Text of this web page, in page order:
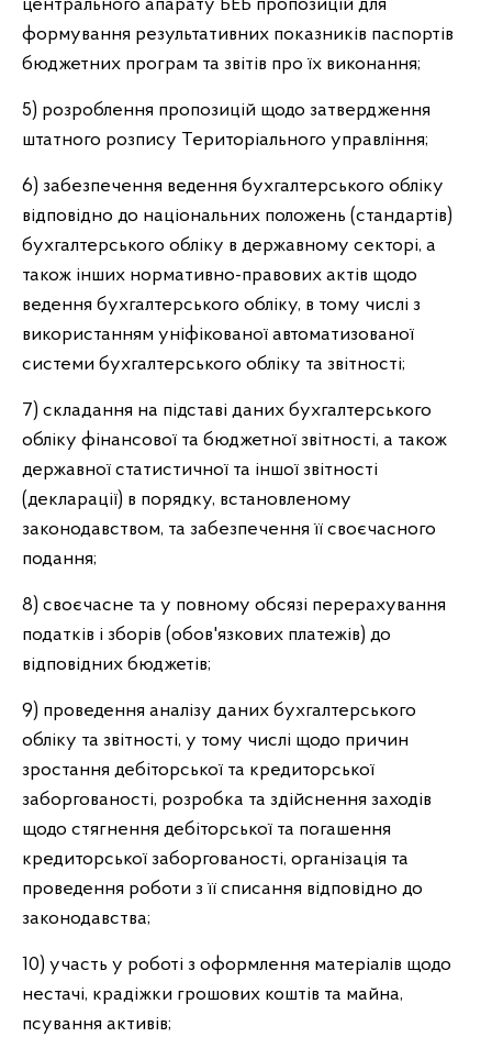
центрального апарату БЕБ пропозицій для
формування результативних показників паспортів
бюджетних програм та звітів про їх виконання;
5) розроблення пропозицій щодо затвердження
штатного розпису Територіального управління;
6) забезпечення ведення бухгалтерського обліку
відповідно до національних положень (стандартів)
бухгалтерського обліку в державному секторі, а
також інших нормативно-правових актів щодо
ведення бухгалтерського обліку, в тому числі з
використанням уніфікованої автоматизованої
системи бухгалтерського обліку та звітності;
7) складання на підставі даних бухгалтерського
обліку фінансової та бюджетної звітності, а також
державної статистичної та іншої звітності
(декларації) в порядку, встановленому
законодавством, та забезпечення її своєчасного
подання;
8) своєчасне та у повному обсязі перерахування
податків і зборів (обов'язкових платежів) до
відповідних бюджетів;
9) проведення аналізу даних бухгалтерського
обліку та звітності, у тому числі щодо причин
зростання дебіторської та кредиторської
заборгованості, розробка та здійснення заходів
щодо стягнення дебіторської та погашення
кредиторської заборгованості, організація та
проведення роботи з її списання відповідно до
законодавства;
10) участь у роботі з оформлення матеріалів щодо
нестачі, крадіжки грошових коштів та майна,
псування активів;